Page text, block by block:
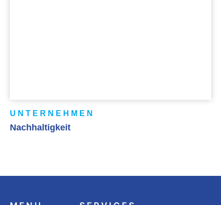
UNTERNEHMEN
Nachhaltigkeit